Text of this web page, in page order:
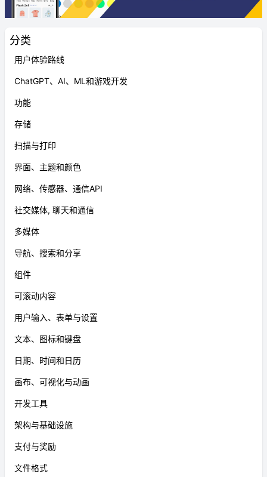
分类
用户体验路线
ChatGPT、AI、ML和游戏开发
功能
存储
扫描与打印
界面、主题和颜色
网络、传感器、通信API
社交媒体, 聊天和通信
多媒体
导航、搜索和分享
组件
可滚动内容
用户输入、表单与设置
文本、图标和键盘
日期、时间和日历
画布、可视化与动画
开发工具
架构与基础设施
支付与奖励
文件格式